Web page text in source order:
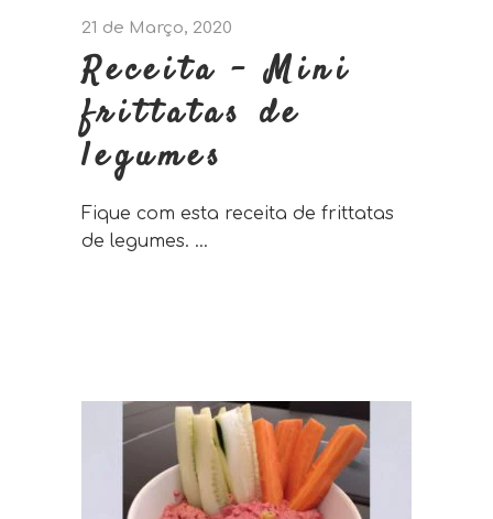
21 de Março, 2020
Receita – Mini
frittatas de
legumes
Fique com esta receita de frittatas
de legumes.